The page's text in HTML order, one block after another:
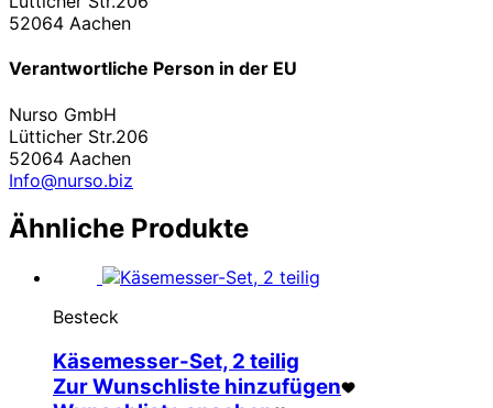
52064 Aachen
Verantwortliche Person in der EU
Nurso GmbH
Lütticher Str.206
52064 Aachen
Info@nurso.biz
Ähnliche Produkte
Besteck
Käsemesser-Set, 2 teilig
Zur Wunschliste hinzufügen